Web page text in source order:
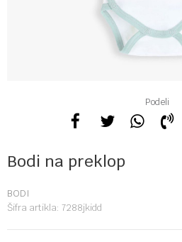
Podeli
Bodi na preklop
BODI
Šifra artikla: 7288jkidd